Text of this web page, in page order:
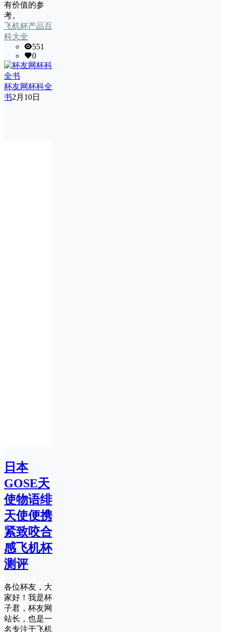
有价值的参
考。
飞机杯产品百
科大全
551
0
杯友网杯科全
书2月10日
日本
GOSE天
使物语绯
天使便携
紧致咬合
感飞机杯
测评
各位杯友，大
家好！我是杯
子君，杯友网
站长，也是一
名专注于飞机